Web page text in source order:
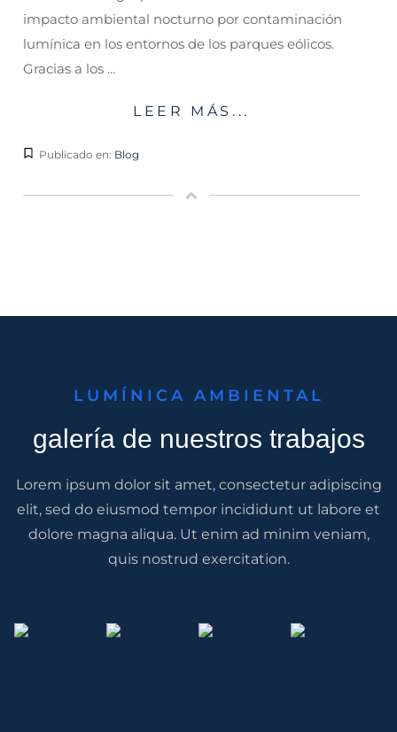
impacto ambiental nocturno por contaminación
lumínica en los entornos de los parques eólicos.
Gracias a los ...
LEER MÁS...
Publicado en: Blog
LUMÍNICA AMBIENTAL
galería de nuestros trabajos
Lorem ipsum dolor sit amet, consectetur adipiscing
elit, sed do eiusmod tempor incididunt ut labore et
dolore magna aliqua. Ut enim ad minim veniam,
quis nostrud exercitation.